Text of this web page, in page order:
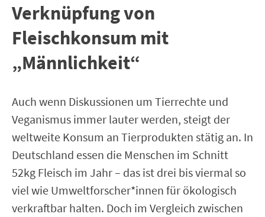
Verknüpfung von
Fleischkonsum mit
„Männlichkeit“
Auch wenn Diskussionen um Tierrechte und
Veganismus immer lauter werden, steigt der
weltweite Konsum an Tierprodukten stätig an. In
Deutschland essen die Menschen im Schnitt
52kg Fleisch im Jahr – das ist drei bis viermal so
viel wie Umweltforscher*innen für ökologisch
verkraftbar halten. Doch im Vergleich zwischen